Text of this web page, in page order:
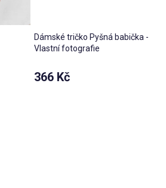
Dámské tričko Pyšná babička -
Vlastní fotografie
366 Kč